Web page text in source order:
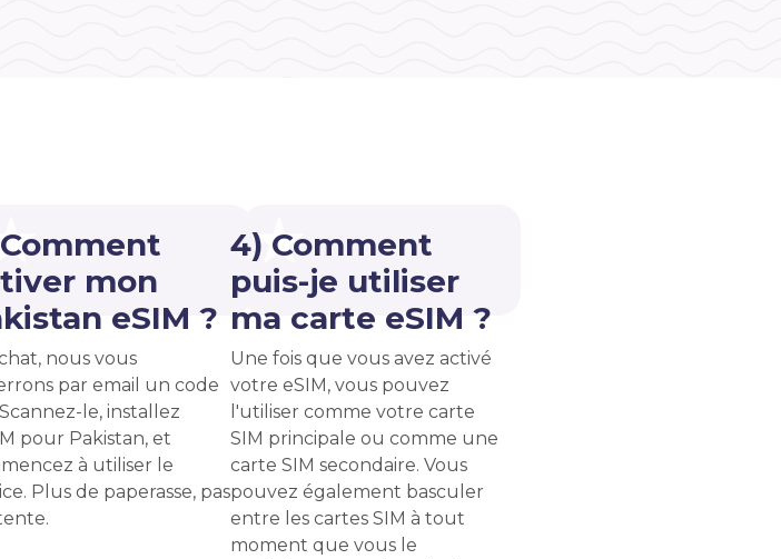
mon
eSIM ?
nous vous
par email un code
le, installez
pour Pakistan, et
à utiliser le
Plus de paperasse, pas
4) Comment
puis-je utiliser
ma carte eSIM ?
Une fois que vous avez activé
votre eSIM, vous pouvez
l'utiliser comme votre carte
SIM principale ou comme une
carte SIM secondaire. Vous
pouvez également basculer
entre les cartes SIM à tout
moment que vous le